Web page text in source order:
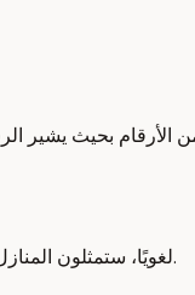
بحيث يشير الرقم
لغويًا، ستمثلون المنازل في هذا السياق كأشعة ثنائية الأبعاد، وكلمة شعاع هي مجرد كلمة تخيلية تدل على قائمة. وما يجعلها ثنائية الأبعاد هو أن طول هذه القائمة هو اثنان.